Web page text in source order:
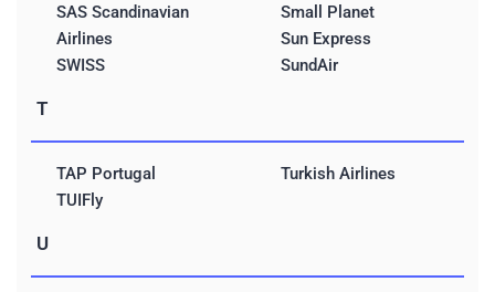
SAS Scandinavian
Airlines
SWISS
Small Planet
Sun Express
SundAir
T
TAP Portugal
TUIFly
Turkish Airlines
U